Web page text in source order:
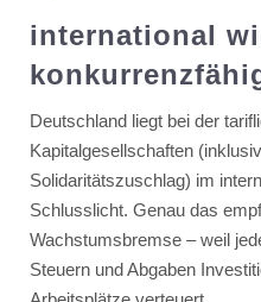
international
Deutschland liegt bei der
Kapitalgesellschaften
Solidaritätszuschlag) im
Schlusslicht. Genau das
Wachstumsbremse – weil
Steuern und Abgaben